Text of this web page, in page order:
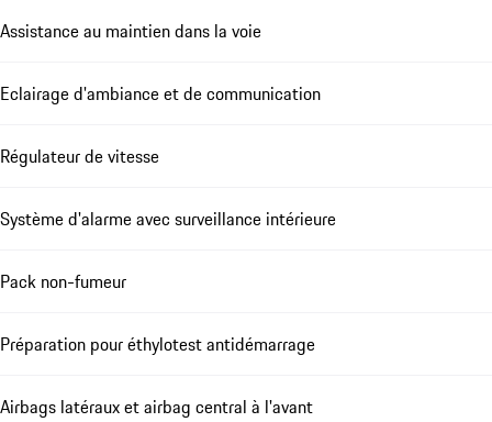
Assistance au maintien dans la voie
Eclairage d'ambiance et de communication
Régulateur de vitesse
Système d'alarme avec surveillance intérieure
Pack non-fumeur
Préparation pour éthylotest antidémarrage
Airbags latéraux et airbag central à l'avant